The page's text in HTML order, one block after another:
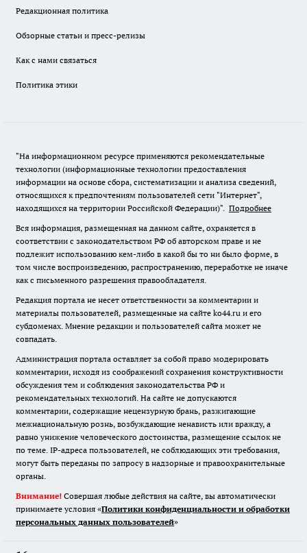
Редакционная политика
Обзорные статьи и пресс-релизы
Как с нами связаться
Политика этики
"На информационном ресурсе применяются рекомендательные
технологии (информационные технологии предоставления
информации на основе сбора, систематизации и анализа сведений,
относящихся к предпочтениям пользователей сети "Интернет",
находящихся на территории Российской Федерации)". Подробнее
Вся информация, размещенная на данном сайте, охраняется в
соответствии с законодательством РФ об авторском праве и не
подлежит использованию кем-либо в какой бы то ни было форме, в
том числе воспроизведению, распространению, переработке не иначе
как с письменного разрешения правообладателя.
Редакция портала не несет ответственности за комментарии и
материалы пользователей, размещенные на сайте ko44.ru и его
субдоменах. Мнение редакции и пользователей сайта может не
совпадать.
Администрация портала оставляет за собой право модерировать
комментарии, исходя из соображений сохранения конструктивности
обсуждения тем и соблюдения законодательства РФ и
рекомендательных технологий. На сайте не допускаются
комментарии, содержащие нецензурную брань, разжигающие
межнациональную рознь, возбуждающие ненависть или вражду, а
равно унижение человеческого достоинства, размещение ссылок не
по теме. IP-адреса пользователей, не соблюдающих эти требования,
могут быть переданы по запросу в надзорные и правоохранительные
органы.
Внимание! Совершая любые действия на сайте, вы автоматически
принимаете условия «Политики конфиденциальности и обработки
персональных данных пользователей»